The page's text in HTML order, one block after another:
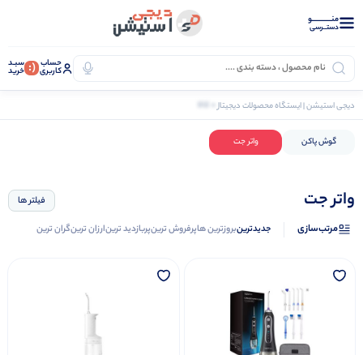
منــــــــــــو
دستــرسی
حساب
کاربری (: سبـد
خرید
دیجی استیشن | ایستگاه محصولات دیجیتال
گوش پاکن واتر جت
واتر جت فیلتر ها
مرتب‌سازی جدیدترینبروزترین هاپرفروش ترینپربازدید ترینارزان ترینگران ترین